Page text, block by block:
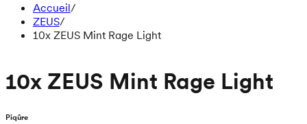
Accueil/
ZEUS/
10x ZEUS Mint Rage Light
10x ZEUS Mint Rage Light
Piqûre